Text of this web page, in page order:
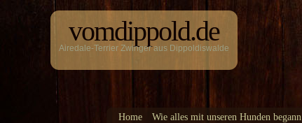
vomdippold.de
Airedale-Terrier Zwinger aus Dippoldiswalde
Home Wie alles mit unseren Hunden begann